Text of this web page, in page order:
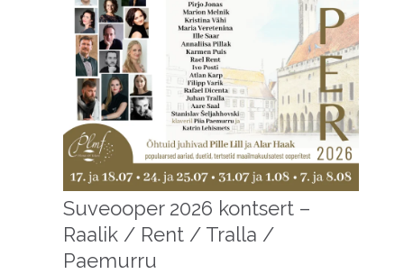
Suveooper 2026 kontsert –
Raalik / Rent / Tralla /
Paemurru